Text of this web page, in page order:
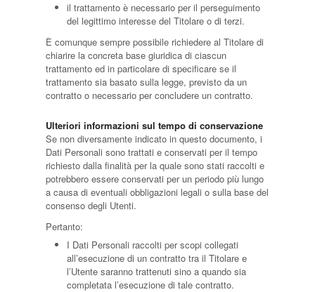
il trattamento è necessario per il perseguimento
del legittimo interesse del Titolare o di terzi.
È comunque sempre possibile richiedere al Titolare di
chiarire la concreta base giuridica di ciascun
trattamento ed in particolare di specificare se il
trattamento sia basato sulla legge, previsto da un
contratto o necessario per concludere un contratto.
Ulteriori informazioni sul tempo di conservazione
Se non diversamente indicato in questo documento, i
Dati Personali sono trattati e conservati per il tempo
richiesto dalla finalità per la quale sono stati raccolti e
potrebbero essere conservati per un periodo più lungo
a causa di eventuali obbligazioni legali o sulla base del
consenso degli Utenti.
Pertanto:
I Dati Personali raccolti per scopi collegati
all’esecuzione di un contratto tra il Titolare e
l’Utente saranno trattenuti sino a quando sia
completata l’esecuzione di tale contratto.